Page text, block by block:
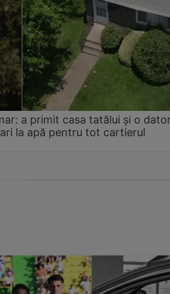
a primit casa tatălui și o
la apă pentru tot cartierul